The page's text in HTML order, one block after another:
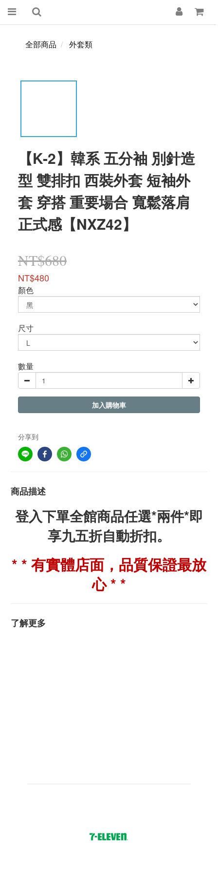
全部商品 外套類
【K-2】韓系 五分袖 別針造
型 雙排扣 西裝外套 短袖外
套 穿搭 重要場合 寬鬆落肩
正式感【NXZ42】
NT$680
NT$480
顏色
尺寸
數量
加入購物車
分享到
商品描述
登入下單全館商品任選*兩件*即
享九五折自動折扣。
* * 有實體店面，品質保證最放
心 * *
了解更多